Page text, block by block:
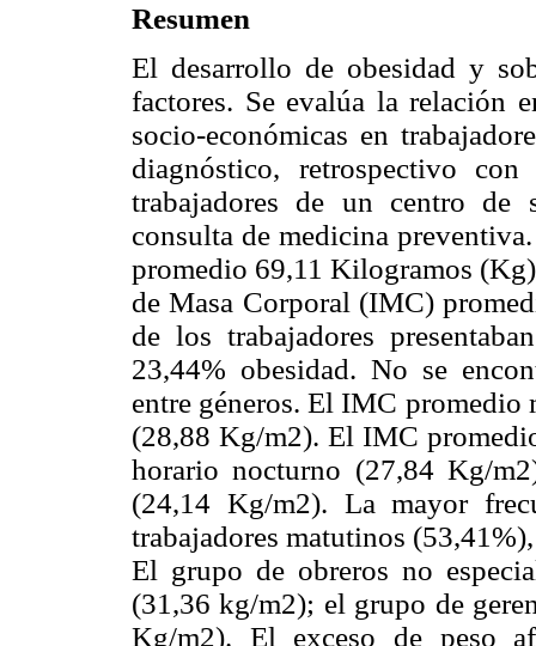
Resumen
El desarrollo de obesidad y
factores. Se evalúa la relación
socio-económicas en
diagnóstico, retrospectivo
trabajadores de un centro de
consulta de medicina
promedio 69,11 Kilogramos
de Masa Corporal (IMC)
de los trabajadores
23,44% obesidad. No se
entre géneros. El IMC promedio
(28,88 Kg/m2). El IMC
horario nocturno (27,84 Kg/
(24,14 Kg/m2). La mayor
trabajadores matutinos
El grupo de obreros no
(31,36 kg/m2); el grupo de
Kg/m2). El exceso de peso